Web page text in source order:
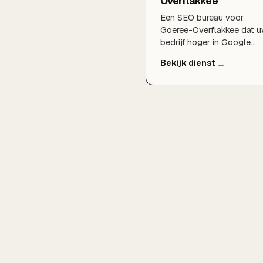
Een SEO bureau voor
Goeree-Overflakkee dat
bedrijf hoger in Google
verkeer en klanten oplevert.